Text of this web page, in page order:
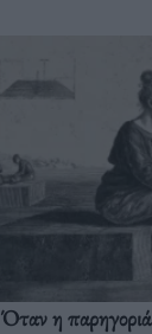
Όταν η παρηγοριά